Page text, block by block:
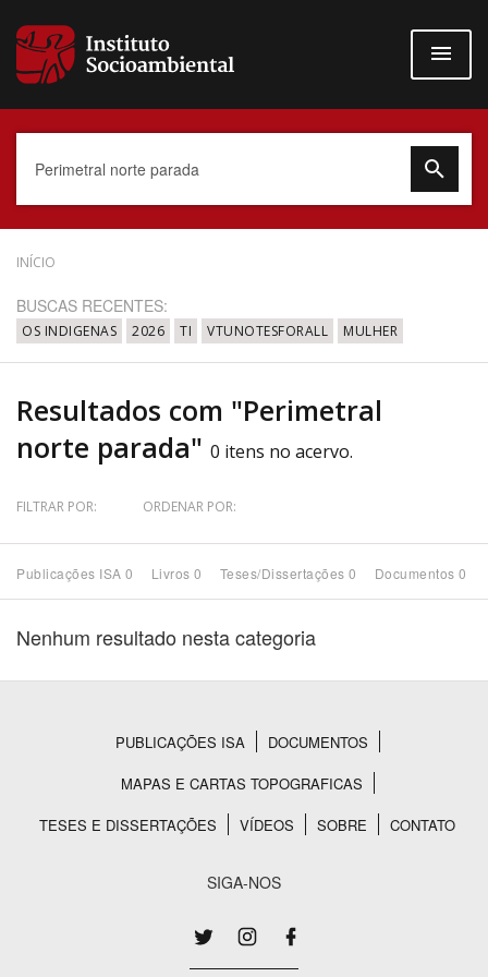
para
conteúdo
Data do Documento
Até
Tema
INÍCIO
BUSCAS RECENTES:
OS INDIGENAS 2026 TI VTUNOTESFORALL MULHER
Resultados com "Perimetral
norte parada" 0 itens no acervo.
FILTRAR POR: ORDENAR POR:
Publicações ISA 0 Livros 0 Teses/Dissertações 0 Documentos 0
Nenhum resultado nesta categoria
Rodapé
PUBLICAÇÕES ISA
DOCUMENTOS
MAPAS E CARTAS TOPOGRAFICAS
TESES E DISSERTAÇÕES
VÍDEOS SOBRE CONTATO
SIGA-NOS